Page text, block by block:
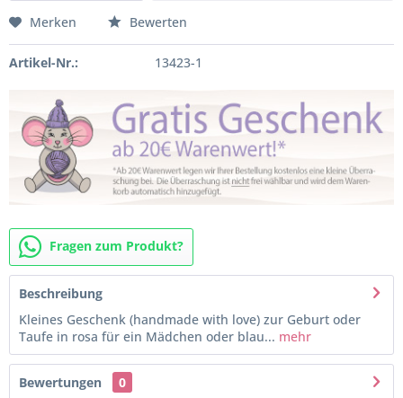
Merken Bewerten
Artikel-Nr.: 13423-1
Fragen zum Produkt?
Beschreibung
Kleines Geschenk (handmade with love) zur Geburt oder
Taufe in rosa für ein Mädchen oder blau... mehr
Bewertungen
0